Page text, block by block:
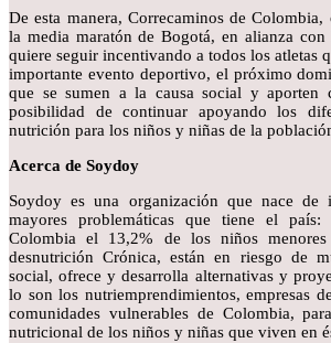
De esta manera, Correcaminos de
la media maratón de Bogotá, en alianza
quiere seguir incentivando a todos los atletas
importante evento deportivo, el próximo
que se sumen a la causa social y aporten
posibilidad de continuar apoyando los
nutrición para los niños y niñas de la
Acerca de Soydoy
Soydoy es una organización que nace de
mayores problemáticas que tiene el
Colombia el 13,2% de los niños
desnutrición Crónica, están en riesgo de
social, ofrece y desarrolla alternativas y
lo son los nutriemprendimientos, empresas
comunidades vulnerables de Colombia,
nutricional de los niños y niñas que viven en